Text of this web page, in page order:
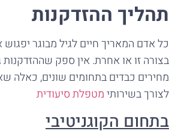
תהליך ההזדקנות
כל אדם המאריך חיים לגיל מבוגר
בצורה זו או אחרת. אין ספק שההזדקנות
מחירים כבדים בתחומים שונים, כאלה
לצורך בשירותימטפלת סיעודית
בתחום הקוגניטיבי